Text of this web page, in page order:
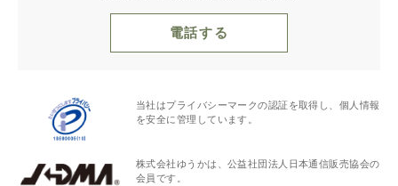
電話する
当社はプライバシーマークの認証を取得し、個人情報
を安全に管理しています。
株式会社ゆうかは、公益社団法人日本通信販売協会の
会員です。